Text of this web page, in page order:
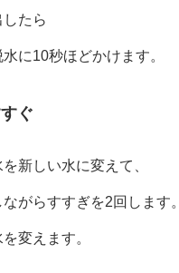
たら
に10秒ほどかけます。
ぐ
新しい水に変えて、
がらすすぎを2回します。
変えます。